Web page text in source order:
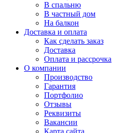
В спальню
В частный дом
На балкон
Доставка и оплата
Как сделать заказ
Доставка
Оплата и рассрочка
О компании
Производство
Гарантия
Портфолио
Отзывы
Реквизиты
Вакансии
Карта сайта